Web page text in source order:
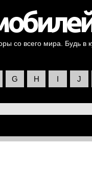
со всего мира. Будь в
G H I J